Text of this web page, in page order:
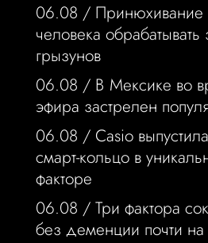
06.08 / Принюхивание
человека
грызунов
06.08 / В Мексике во
эфира застрелен
06.08 / Casio
смарт-кольцо в
факторе
06.08 / Три фактора
без деменции почти на